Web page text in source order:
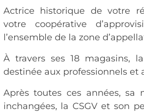
Actrice historique de votre
votre coopérative
l’ensemble de la zone
À travers ses 18 magasins,
destinée aux professionnels et
Après toutes ces années,
inchangées, la CSGV et son